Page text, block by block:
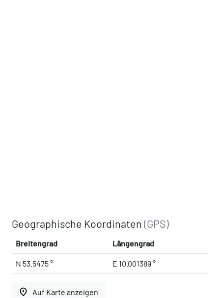
Geographische Koordinaten(GPS)
Breitengrad Längengrad
N 53.5475 ° E 10.001389 °
place Auf Karte anzeigen